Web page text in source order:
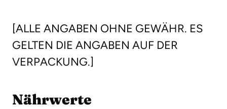
[ALLE ANGABEN OHNE GEWÄHR. ES
GELTEN DIE ANGABEN AUF DER
VERPACKUNG.]
Nährwerte